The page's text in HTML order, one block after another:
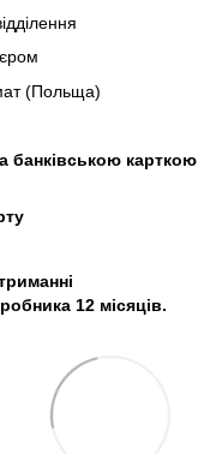
(Польща)
банківською карткою
12 місяців.